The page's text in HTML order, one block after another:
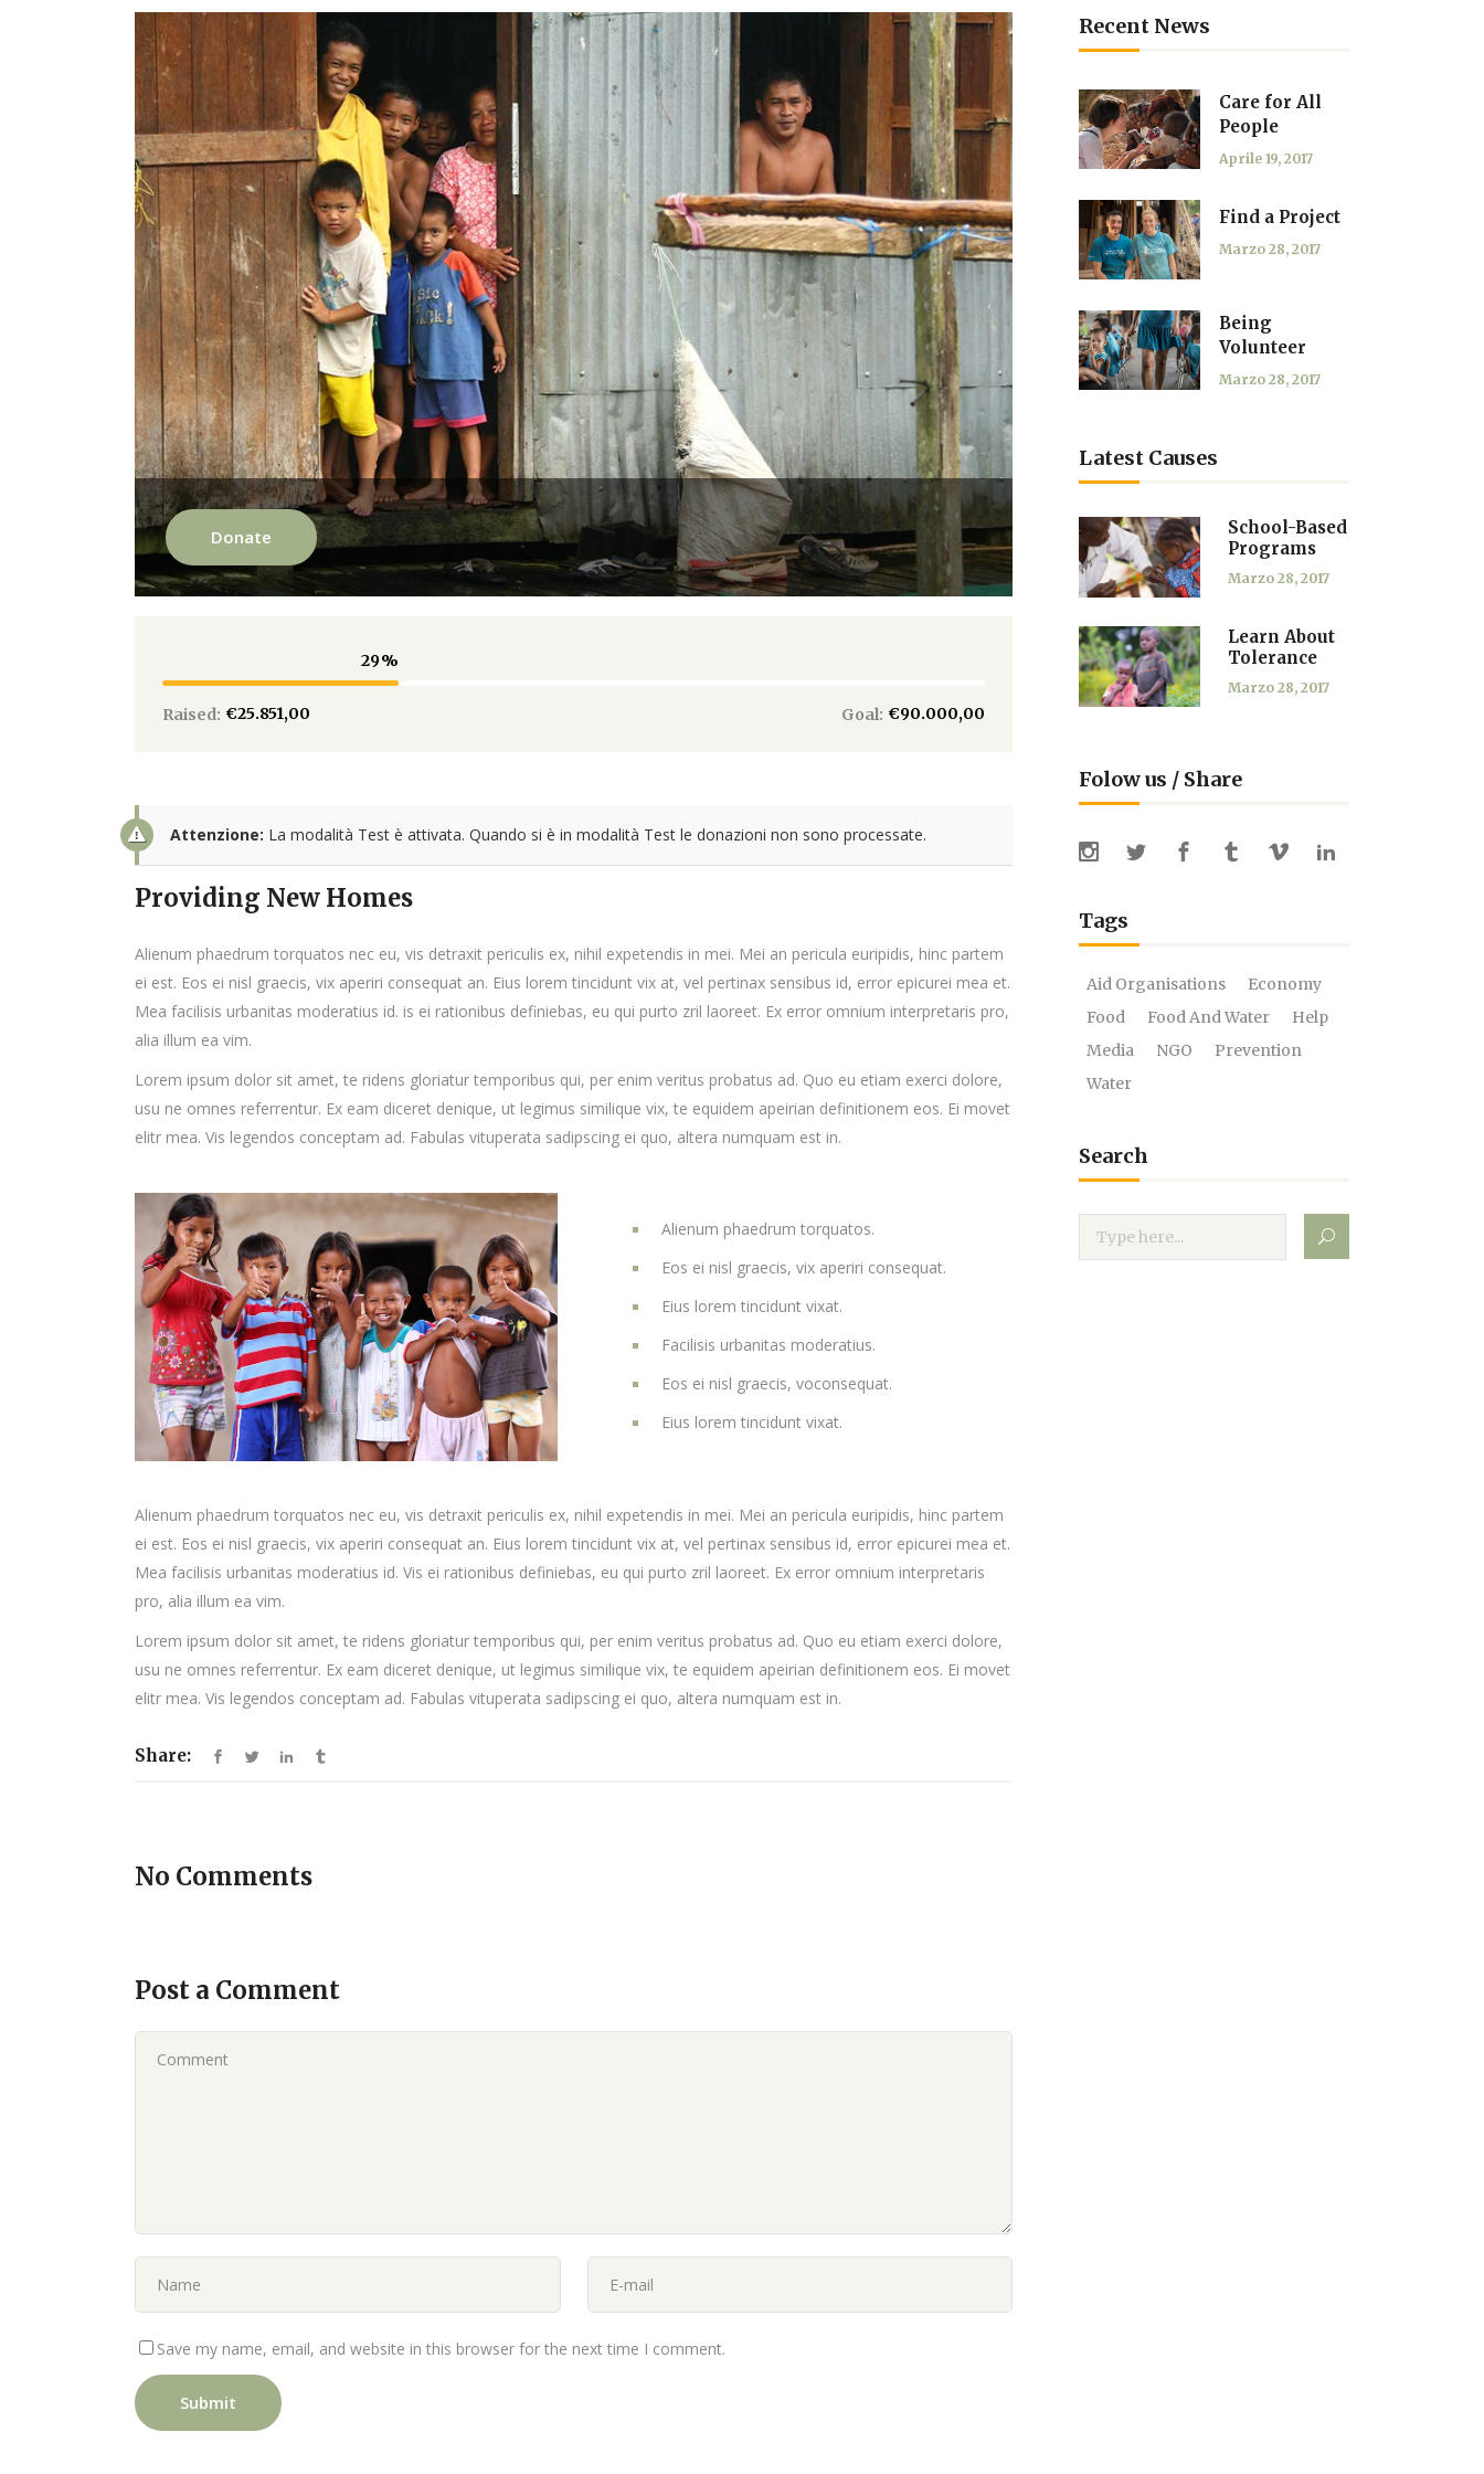
Donate
29
Raised: €25.851,00 Goal: €90.000,00
Attenzione: La modalità Test è attivata. Quando si è in modalità Test le donazioni non sono processate.
Providing New Homes
Alienum phaedrum torquatos nec eu, vis detraxit periculis ex, nihil expetendis in mei. Mei an pericula euripidis, hinc partem
ei est. Eos ei nisl graecis, vix aperiri consequat an. Eius lorem tincidunt vix at, vel pertinax sensibus id, error epicurei mea et.
Mea facilisis urbanitas moderatius id. is ei rationibus definiebas, eu qui purto zril laoreet. Ex error omnium interpretaris pro,
alia illum ea vim.
Lorem ipsum dolor sit amet, te ridens gloriatur temporibus qui, per enim veritus probatus ad. Quo eu etiam exerci dolore,
usu ne omnes referrentur. Ex eam diceret denique, ut legimus similique vix, te equidem apeirian definitionem eos. Ei movet
elitr mea. Vis legendos conceptam ad. Fabulas vituperata sadipscing ei quo, altera numquam est in.
Alienum phaedrum torquatos.
Eos ei nisl graecis, vix aperiri consequat.
Eius lorem tincidunt vixat.
Facilisis urbanitas moderatius.
Eos ei nisl graecis, voconsequat.
Eius lorem tincidunt vixat.
Alienum phaedrum torquatos nec eu, vis detraxit periculis ex, nihil expetendis in mei. Mei an pericula euripidis, hinc partem
ei est. Eos ei nisl graecis, vix aperiri consequat an. Eius lorem tincidunt vix at, vel pertinax sensibus id, error epicurei mea et.
Mea facilisis urbanitas moderatius id. Vis ei rationibus definiebas, eu qui purto zril laoreet. Ex error omnium interpretaris
pro, alia illum ea vim.
Lorem ipsum dolor sit amet, te ridens gloriatur temporibus qui, per enim veritus probatus ad. Quo eu etiam exerci dolore,
usu ne omnes referrentur. Ex eam diceret denique, ut legimus similique vix, te equidem apeirian definitionem eos. Ei movet
elitr mea. Vis legendos conceptam ad. Fabulas vituperata sadipscing ei quo, altera numquam est in.
Share:
No Comments
Post a Comment
Save my name, email, and website in this browser for the next time I comment.
Recent News
Care for All
People
Aprile 19, 2017
Find a Project
Marzo 28, 2017
Being
Volunteer
Marzo 28, 2017
Latest Causes
School-Based
Programs
Marzo 28, 2017
Learn About
Tolerance
Marzo 28, 2017
Folow us / Share
Tags
Aid Organisations
Economy
Food
Food And Water
Help
Media
NGO
Prevention
Water
Search